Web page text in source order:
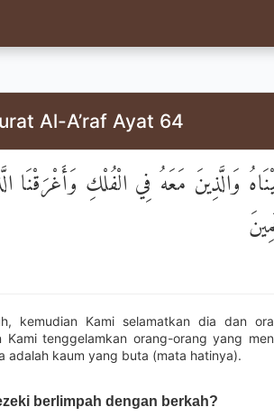
Al-A’raf Ayat 64
وَالَّذِينَ مَعَهُ فِي الْفُلْكِ وَأَغْرَقْنَا
kemudian Kami selamatkan dia dan
Kami tenggelamkan orang-orang yang
adalah kaum yang buta (mata hatinya).
berlimpah dengan berkah?